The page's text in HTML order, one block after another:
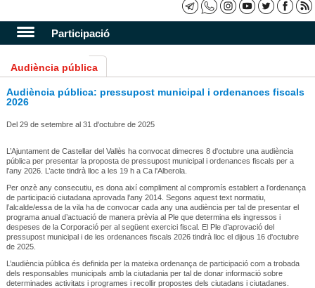
Participació
Audiència pública
Audiència pública: pressupost municipal i ordenances fiscals
2026
Del 29 de setembre al 31 d'octubre de 2025
L’Ajuntament de Castellar del Vallès ha convocat dimecres 8 d'octubre una audiència
pública per presentar la proposta de pressupost municipal i ordenances fiscals per a
l’any 2026. L’acte tindrà lloc a les 19 h a Ca l'Alberola.
Per onzè any consecutiu, es dona així compliment al compromís establert a l’ordenança
de participació ciutadana aprovada l'any 2014. Segons aquest text normatiu,
l’alcalde/essa de la vila ha de convocar cada any una audiència per tal de presentar el
programa anual d’actuació de manera prèvia al Ple que determina els ingressos i
despeses de la Corporació per al següent exercici fiscal. El Ple d’aprovació del
pressupost municipal i de les ordenances fiscals 2026 tindrà lloc el dijous 16 d'octubre
de 2025.
L’audiència pública és definida per la mateixa ordenança de participació com a trobada
dels responsables municipals amb la ciutadania per tal de donar informació sobre
determinades activitats i programes i recollir propostes dels ciutadans i ciutadanes.